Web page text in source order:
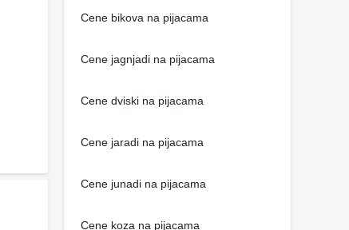
Cene bikova na pijacama
Cene jagnjadi na pijacama
Cene dviski na pijacama
Cene jaradi na pijacama
Cene junadi na pijacama
Cene koza na pijacama